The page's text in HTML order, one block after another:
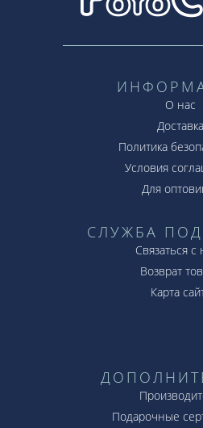
О нас
Доставка
Политика
Условия
Для
СЛУЖБА
Связаться с
Возврат
Карта
Подарочные